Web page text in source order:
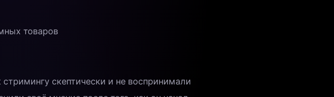
товаров
скептически и не воспринимали